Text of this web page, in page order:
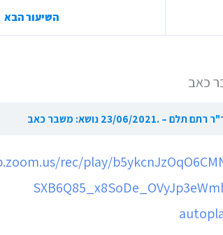
השיעור הבא
רתם תלם – .23/06/2021 נושא: משבר כאב
rec/play/